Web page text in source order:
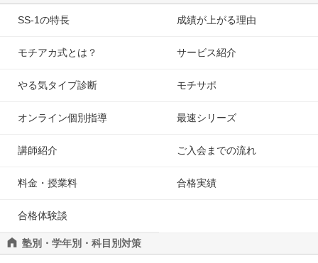
SS-1の特長 成績が上がる理由
モチアカ式とは？ サービス紹介
やる気タイプ診断 モチサポ
オンライン個別指導 最速シリーズ
講師紹介 ご入会までの流れ
料金・授業料 合格実績
合格体験談
塾別・学年別・科目別対策